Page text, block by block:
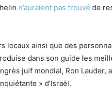
n’auraient pas trouvé de
locaux ainsi que des
dans son guide les
juif mondial, Ron
» d’Israël.